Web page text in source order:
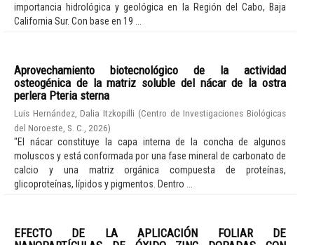
importancia hidrológica y geológica en la Región del Cabo, Baja
California Sur. Con base en 19 ...
Aprovechamiento biotecnológico de la actividad
osteogénica de la matriz soluble del nácar de la ostra
perlera Pteria sterna
Luis Hernández, Dalia Itzkopilli (Centro de Investigaciones Biológicas
del Noroeste, S. C.
2026)
"El nácar constituye la capa interna de la concha de algunos
moluscos y está conformada por una fase mineral de carbonato de
calcio y una matriz orgánica compuesta de proteínas,
glicoproteínas, lípidos y pigmentos. Dentro ...
EFECTO DE LA APLICACIÓN FOLIAR DE